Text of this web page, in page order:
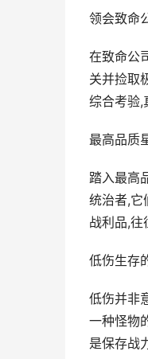
领会致命
在致命公
关并捡取
综合考验,
最高品质
踏入最高
统治者,它
战利品,往
低伤生存
低伤并非
一种怪物
是保存战